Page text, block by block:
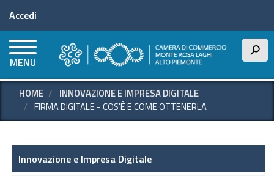
principale
Menu profilo utente
Accedi
MENU
h
HOME
INNOVAZIONE E IMPRESA DIGITALE
FIRMA DIGITALE - COS'È E COME OTTENERLA
Innovazione e Impresa Digitale
Innovazione e Impresa Digitale